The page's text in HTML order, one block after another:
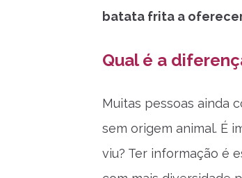
batata frita a
Qual é a
Muitas pessoas ainda
sem origem animal. É
viu? Ter informação é